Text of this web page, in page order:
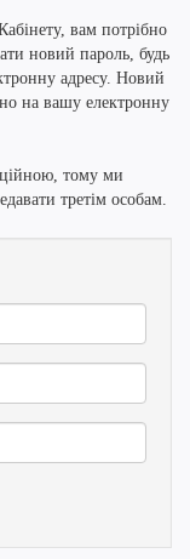
вам потрібно
новий пароль, будь
адресу. Новий
на вашу електронну
тому ми
третім особам.